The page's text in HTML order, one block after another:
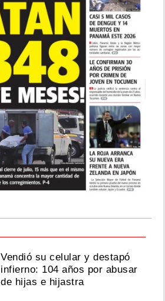
Vendió su celular y destapó
infierno: 104 años por abusar
de hijas e hijastra